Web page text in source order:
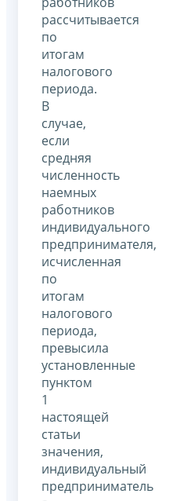
рассчитывается
по
итогам
налогового
периода.
В
случае,
если
средняя
численность
наемных
работников
индивидуального
предпринимателя,
исчисленная
по
итогам
налогового
периода,
превысила
установленные
пунктом
1
настоящей
статьи
значения,
индивидуальный
предприниматель